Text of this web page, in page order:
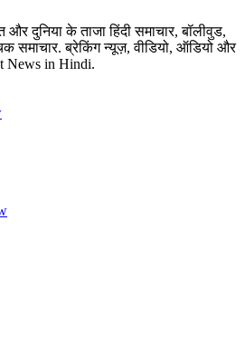
दुनिया के ताजा हिंदी समाचार, बॉलीवुड,
ब्रेकिंग न्यूज़, वीडियो, ऑडियो और
News in Hindi.